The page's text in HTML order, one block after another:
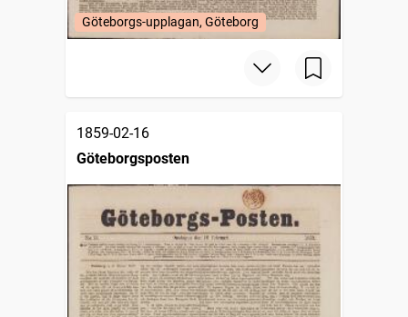
Göteborgs-upplagan, Göteborg
1859-02-16
Göteborgsposten